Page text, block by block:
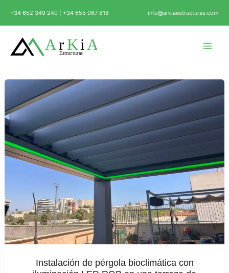
+34 652 349 240 | +34 655 067 818 info@arkiaestructuras.com
Instalación de pérgola bioclimática con